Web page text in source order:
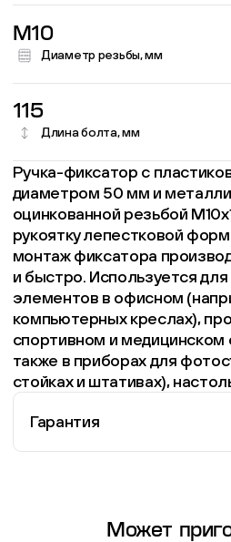
M10
Диаметр резьбы, мм
115
Длина болта, мм
Ручка-фиксатор с
диаметром 50 мм и
оцинкованной резьбой
рукоятку лепестковой
монтаж фиксатора
и быстро. Используется
элементов в офисном
компьютерных креслах),
спортивном и медицинском
также в приборах для
стойках и штативах),
Гарантия
Информация о гарантии
Может